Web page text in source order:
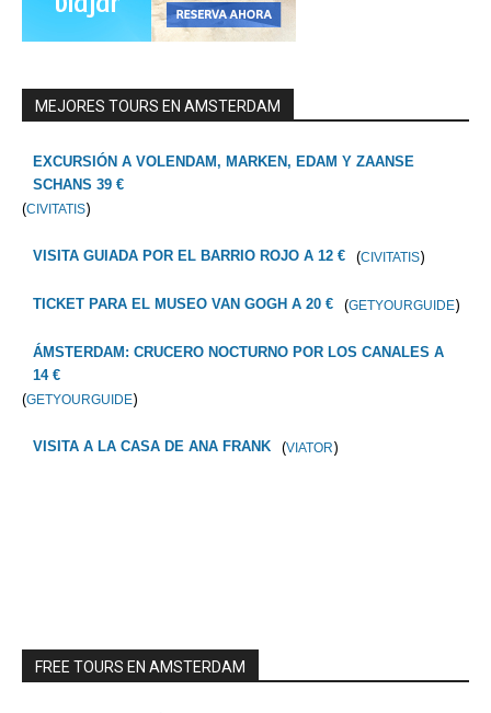
MEJORES TOURS EN AMSTERDAM
EXCURSIÓN A VOLENDAM, MARKEN, EDAM Y ZAANSE
SCHANS 39 €
(CIVITATIS)
VISITA GUIADA POR EL BARRIO ROJO A 12 € (CIVITATIS)
TICKET PARA EL MUSEO VAN GOGH A 20 € (GETYOURGUIDE)
ÁMSTERDAM: CRUCERO NOCTURNO POR LOS CANALES A
14 €
(GETYOURGUIDE)
VISITA A LA CASA DE ANA FRANK (VIATOR)
FREE TOURS EN AMSTERDAM